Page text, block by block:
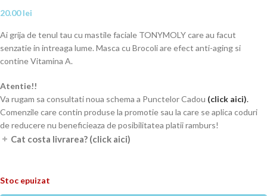
20.00lei
Ai grija de tenul tau cu mastile faciale TONYMOLY care au facut
senzatie in intreaga lume. Masca cu Brocoli are efect anti-aging si
contine Vitamina A.
Atentie!!
Va rugam sa consultati noua schema a Punctelor Cadou (click aici).
Comenzile care contin produse la promotie sau la care se aplica coduri
de reducere nu beneficieaza de posibilitatea platii ramburs!
Cat costa livrarea? (click aici)
Stoc epuizat